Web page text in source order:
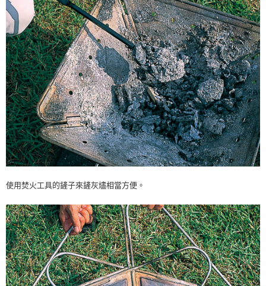
使用焚火工具的鏟子來鏟灰燼相當方便。